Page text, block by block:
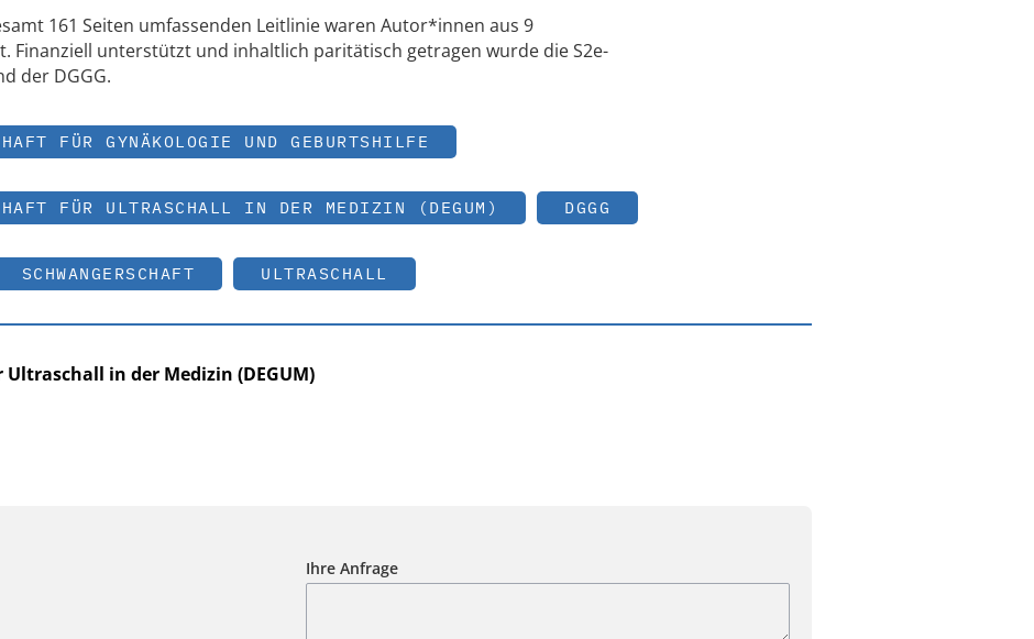
161 Seiten umfassenden Leitlinie waren Autor*innen aus 9
Finanziell unterstützt und inhaltlich paritätisch getragen wurde die S2e-
der DGGG.
FÜR GYNÄKOLOGIE UND GEBURTSHILFE
FÜR ULTRASCHALL IN DER MEDIZIN (DEGUM) DGGG
SCHWANGERSCHAFT ULTRASCHALL
in der Medizin (DEGUM)
Ihre Anfrage